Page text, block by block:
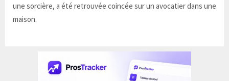
une sorcière, a été retrouvée coincée sur un avocatier dans une
maison.